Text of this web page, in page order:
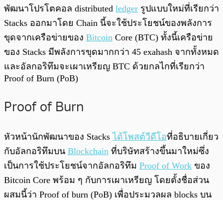
พัฒนาโปรโตคอล distributed ledger รูปแบบใหม่ที่เรียกว่า
Stacks ออกมาโดย Chain นี้จะใช้ประโยชน์ของพลังการ
ขุดจากเครือข่ายของ Bitcoin Core (BTC) ทั้งนี้เครือข่าย
ของ Stacks มีพลังการขุดมากกว่า 45 exahash จากทั้งหมด
และอัลกอริทึมจะเผาเหรียญ BTC ด้วยกลไกที่เรียกว่า
Proof of Burn (PoB)
Proof of Burn
หัวหน้านักพัฒนาของ Stacksได้โพสต์วีดีโอที่อธิบายเกี่ยว
กับอัลกอริทึมบน Blockchain ที่บริษัทสร้างขึ้นมาใหม่ซึ่ง
เป็นการใช้ประโยชน์จากอัลกอริทึม Proof of Work ของ
Bitcoin Core พร้อม ๆ กับการเผาเหรียญ โดยตั้งชื่อส่วน
ผสมนี้ว่า Proof of burn (PoB) เพื่อประมวลผล blocks บน